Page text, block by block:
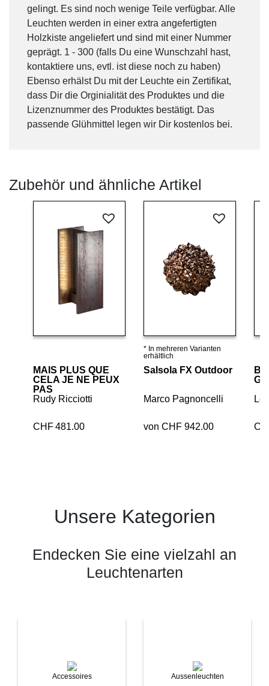
gelingt. Es sind noch wenige Teile verfügbar. Alle
Leuchten werden in einer extra angefertigten
Holzkiste angeliefert und sind mit einer Nummer
geprägt. 1 - 300 (falls Du eine Wunschzahl hast,
kontaktiere uns, evtl. ist diese noch zu haben)
Ebenso erhälst Du mit der Leuchte ein Zertifikat,
dass Dir die Orginialität des Produktes und die
Lizenznummer des Produktes bestätigt. Das
passende Glühmittel legen wir Dir kostenlos bei.
Zubehör und ähnliche Artikel
MAIS PLUS QUE
CELA JE NE PEUX
PAS
Rudy Ricciotti
CHF481.00
Details ansehen
* In mehreren Varianten
erhältlich
Salsola FX Outdoor
Marco Pagnoncelli
von CHF 942.00
Le
Unsere Kategorien
Endecken Sie eine vielzahl an
Leuchtenarten
Accessoires Aussenleuchten